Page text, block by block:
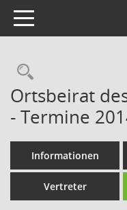
Toggle navigation
Ortsbeirat
- Termine
Informationen
Vertreter